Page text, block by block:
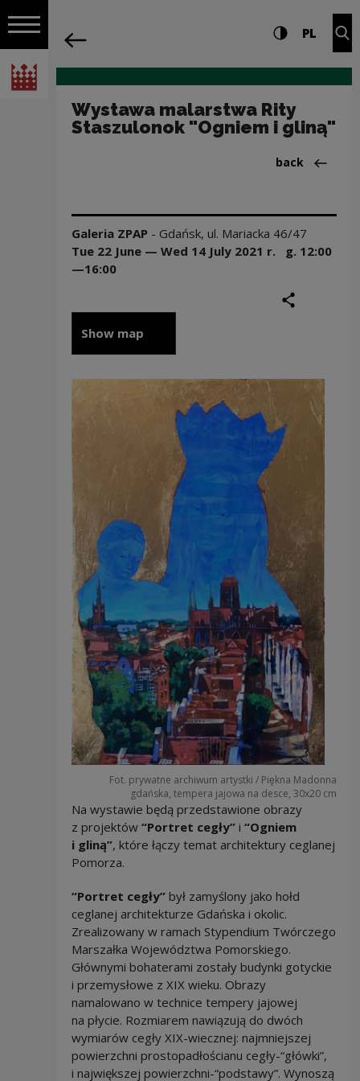
Open navigation
National Centre for Culture Poland
Navigation Settings and search
High contrast
PL
Wystawa malarstwa Rity
Staszulonok "Ogniem i gliną"
Back
back
Galeria ZPAP - Gdańsk, ul. Mariacka 46/47
Tue 22 June — Wed 14 July 2021 r. g. 12:00
—16:00
Show map
Fot. prywatne archiwum artystki / Piękna Madonna
gdańska, tempera jajowa na desce, 30x20 cm
Na wystawie będą przedstawione obrazy
z projektów“Portret cegły”i “Ogniem
i gliną”, które łączy temat architektury ceglanej
Pomorza.
“Portret cegły”był zamyślony jako hołd
ceglanej architekturze Gdańska i okolic.
Zrealizowany w ramach Stypendium Twórczego
Marszałka Województwa Pomorskiego.
Głównymi bohaterami zostały budynki gotyckie
i przemysłowe z XIX wieku. Obrazy
namalowano w technice tempery jajowej
na płycie. Rozmiarem nawiązują do dwóch
wymiarów cegły XIX-wiecznej: najmniejszej
powierzchni prostopadłościanu cegły-“główki”,
i największej powierzchni-“podstawy”. Wynoszą